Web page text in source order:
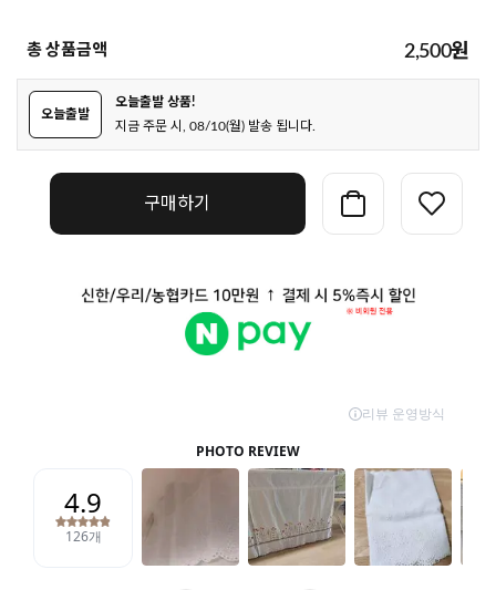
총 상품금액 2,500원
오늘출발
오늘출발 상품!
지금 주문 시, 08/10(월) 발송 됩니다.
구매하기